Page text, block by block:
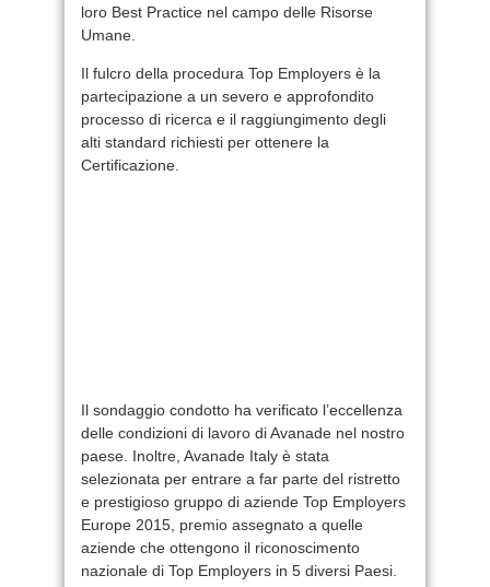
loro Best Practice nel campo delle Risorse
Umane.
Il fulcro della procedura Top Employers è la
partecipazione a un severo e approfondito
processo di ricerca e il raggiungimento degli
alti standard richiesti per ottenere la
Certificazione.
Il sondaggio condotto ha verificato l’eccellenza
delle condizioni di lavoro di Avanade nel nostro
paese. Inoltre, Avanade Italy è stata
selezionata per entrare a far parte del ristretto
e prestigioso gruppo di aziende Top Employers
Europe 2015, premio assegnato a quelle
aziende che ottengono il riconoscimento
nazionale di Top Employers in 5 diversi Paesi.